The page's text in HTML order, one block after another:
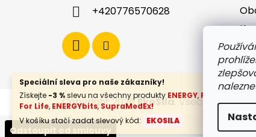
Speciální sleva pro naše zákazníky!
Získejte -3 %slevu na všechny produkty ENERGY, FLOW
For Life, ENERGYbits, SupraMedEx!
V košíku stačí zadat slevový kód:
EKOSILA
+420776570628
Copyright 2026EkoSila. Všechna práva
Odstoupit od smlouvy